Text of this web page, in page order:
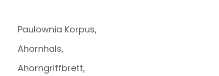
Paulownia Korpus,
Ahornhals,
Ahorngriffbrett,